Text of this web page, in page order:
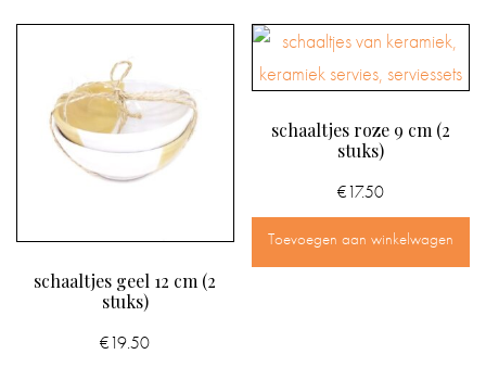
schaaltjes geel 12 cm (2
stuks)
€19.50
schaaltjes roze 9 cm (2
stuks)
€17.50
Toevoegen aan winkelwagen